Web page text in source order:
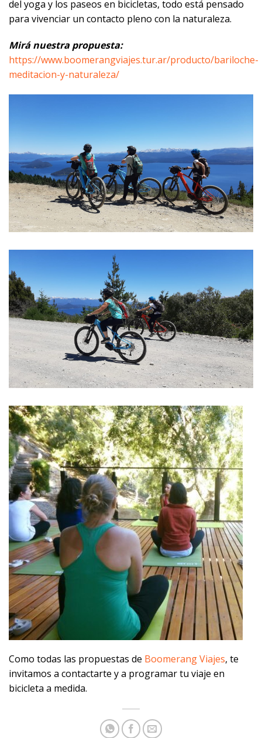
del yoga y los paseos en bicicletas, todo está pensado
para vivenciar un contacto pleno con la naturaleza.
Mirá nuestra propuesta:
https://www.boomerangviajes.tur.ar/producto/bariloche-
meditacion-y-naturaleza/
Como todas las propuestas de Boomerang Viajes, te
invitamos a contactarte y a programar tu viaje en
bicicleta a medida.